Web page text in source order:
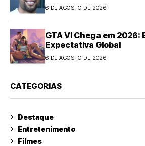
6 DE AGOSTO DE 2026
GTA VI Chega em 2026:
Expectativa Global
6 DE AGOSTO DE 2026
CATEGORIAS
Destaque
Entretenimento
Filmes